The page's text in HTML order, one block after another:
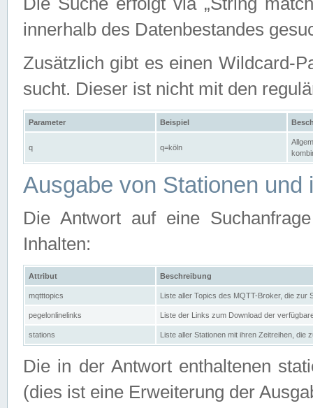
innerhalb des Datenbestandes
Zusätzlich gibt es einen Wildcard-
sucht. Dieser ist nicht mit den
Parameter Beispiel
q q=köln
Ausgabe von Stationen und
Die Antwort auf eine
Inhalten:
Attribut Beschreibung
mqtttopics Liste aller Topics des MQTT-Broker, die zur
pegelonlinelinks Liste der Links zum Download der
stations Liste aller Stationen mit ihren Zeitreihen, die
Die in der Antwort enthaltenen
(dies ist eine Erweiterung der